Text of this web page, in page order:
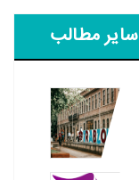
سایر مطالب